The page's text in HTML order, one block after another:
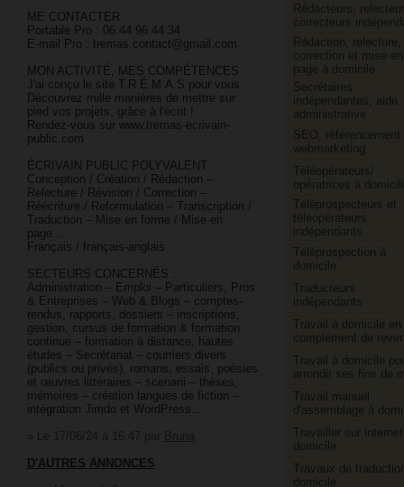
Rédacteurs,
correcteurs
Rédaction, relecture,
correction et mise en
page à domicile
Secrétaires
indépendantes, aide
administrative
SEO, référencement
webmarketing
Téléopérateurs/​
opératrices à
Téléprospecteurs et
téléopérateurs
indépendants
Téléprospection à
domicile
Traducteurs
indépendants
Travail à domicile en
complément de
Travail à domicile
arrondir ses fins de
Travail manuel
d'assemblage à
Travailler sur
domicile
Travaux de
domicile
ME CONTACTER
Portable Pro : 06 44 96 44 34
E-mail Pro : tremas.contact@gmail.com
MON ACTIVITÉ, MES COMPÉTENCES
J'ai conçu le site T.R.É.M.A.S pour vous.
Découvrez mille manières de mettre sur
pied vos projets, grâce à l'écrit !
Rendez-vous sur www.tremas-ecrivain-
public.com
ÉCRIVAIN PUBLIC POLYVALENT
Conception / Création / Rédaction –
Relecture / Révision / Correction –
Réécriture / Reformulation – Transcription /
Traduction – Mise en forme / Mise en
page...
Français / français-anglais
SECTEURS CONCERNÉS :
Administration – Emploi – Particuliers, Pros
& Entreprises – Web & Blogs – comptes-
rendus, rapports, dossiers – inscriptions,
gestion, cursus de formation & formation
continue – formation à distance, hautes
études – Secrétariat – courriers divers
(publics ou privés), romans, essais, poésies
et œuvres littéraires – scenarii – thèses,
mémoires – création langues de fiction –
intégration Jimdo et WordPress...
»
D'AUTRES ANNONCES